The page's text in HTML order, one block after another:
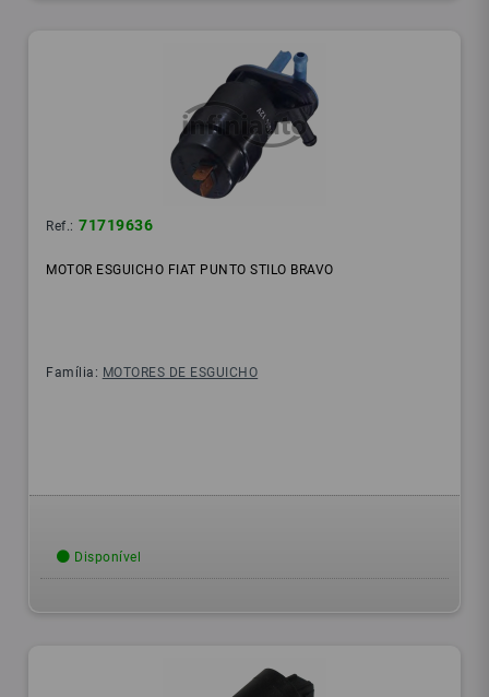
Ref.: 71719636
MOTOR ESGUICHO FIAT PUNTO STILO BRAVO
Família: MOTORES DE ESGUICHO
Disponível